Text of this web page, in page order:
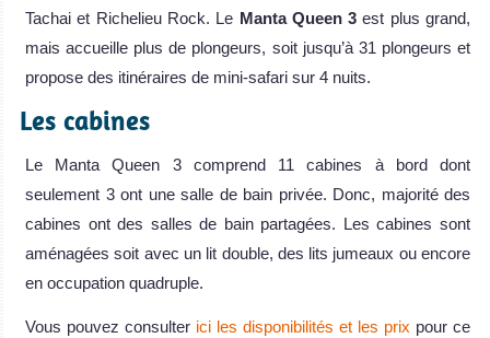
Tachai et Richelieu Rock. Le Manta Queen 3 est plus grand,
mais accueille plus de plongeurs, soit jusqu’à 31 plongeurs et
propose des itinéraires de mini-safari sur 4 nuits.
Les cabines
Le Manta Queen 3 comprend 11 cabines à bord dont
seulement 3 ont une salle de bain privée. Donc, majorité des
cabines ont des salles de bain partagées. Les cabines sont
aménagées soit avec un lit double, des lits jumeaux ou encore
en occupation quadruple.
Vous pouvez consulter ici les disponibilités et les prix pour ce